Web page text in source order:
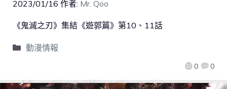
2023/01/16 作者: Mr. Qoo
0 0
《鬼滅之刃》集結《遊郭篇》第10、11話
動漫情報